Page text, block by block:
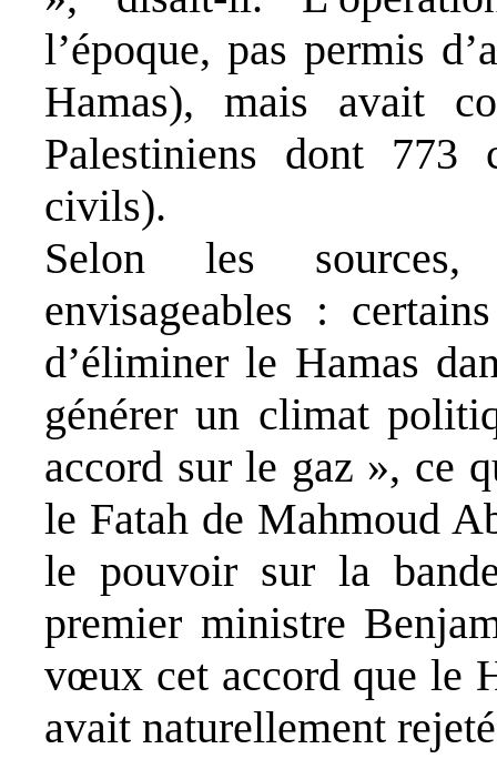
l’époque, pas permis
Hamas), mais avait
Palestiniens dont
civils).
Selon les sources,
envisageables :
d’éliminer le Hamas
générer un climat
accord sur le gaz », ce
le Fatah de Mahmoud
le pouvoir sur la
premier ministre
vœux cet accord que le
avait naturellement